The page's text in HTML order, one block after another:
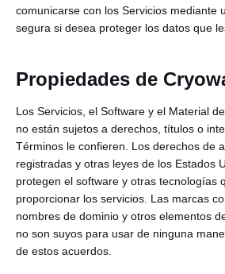
comunicarse con los Servicios mediante
segura si desea proteger los datos que
Propiedades de
Los Servicios, el Software y el Material
no están sujetos a derechos, títulos o
Términos le confieren. Los derechos de
registradas y otras leyes de los Estados
protegen el software y otras tecnologías
proporcionar los servicios. Las marcas
nombres de dominio y otros elementos
no son suyos para usar de ninguna
de estos acuerdos.